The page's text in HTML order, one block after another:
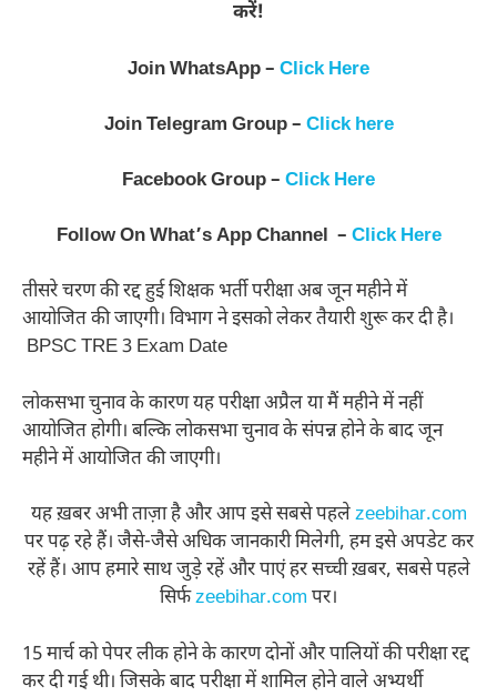
करें!
Join WhatsApp – Click Here
Join Telegram Group – Click here
Facebook Group – Click Here
Follow On What’s App Channel – Click Here
तीसरे चरण की रद्द हुई शिक्षक भर्ती परीक्षा अब जून महीने में
आयोजित की जाएगी। विभाग ने इसको लेकर तैयारी शुरू कर दी है।
BPSC TRE 3 Exam Date
लोकसभा चुनाव के कारण यह परीक्षा अप्रैल या मैं महीने में नहीं
आयोजित होगी। बल्कि लोकसभा चुनाव के संपन्न होने के बाद जून
महीने में आयोजित की जाएगी।
यह ख़बर अभी ताज़ा है और आप इसे सबसे पहलेzeebihar.com
पर पढ़ रहे हैं। जैसे-जैसे अधिक जानकारी मिलेगी, हम इसे अपडेट कर
रहें हैं। आप हमारे साथ जुड़े रहें और पाएं हर सच्ची ख़बर, सबसे पहले
सिर्फzeebihar.com पर।
15 मार्च को पेपर लीक होने के कारण दोनों और पालियों की परीक्षा रद्द
कर दी गई थी। जिसके बाद परीक्षा में शामिल होने वाले अभ्यर्थी